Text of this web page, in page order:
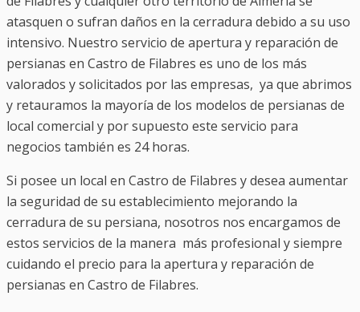
atasquen o sufran daños en la cerradura debido a su uso
intensivo. Nuestro servicio de apertura y reparación de
persianas en Castro de Filabres es uno de los más
valorados y solicitados por las empresas, ya que abrimos
y retauramos la mayoría de los modelos de persianas de
local comercial y por supuesto este servicio para
negocios también es 24 horas.
Si posee un local en Castro de Filabres y desea aumentar
la seguridad de su establecimiento mejorando la
cerradura de su persiana, nosotros nos encargamos de
estos servicios de la manera más profesional y siempre
cuidando el precio para la apertura y reparación de
persianas en Castro de Filabres.